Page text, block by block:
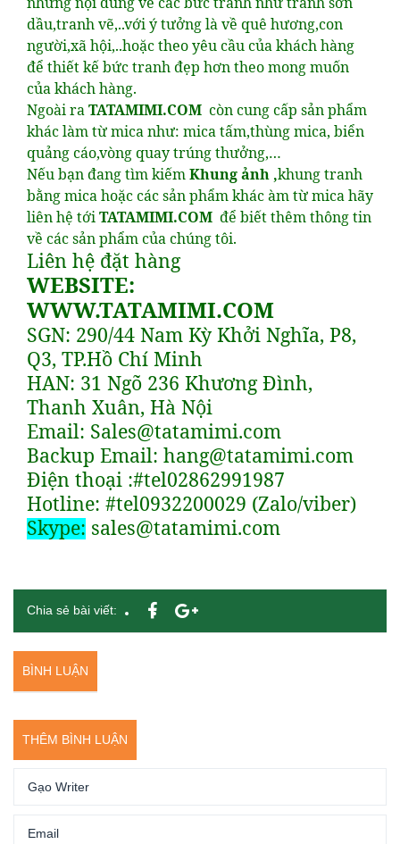
dầu,tranh vẽ,..với ý tưởng là về quê hương,con
người,xã hội,..hoặc theo yêu cầu của khách hàng
để thiết kế bức tranh đẹp hơn theo mong muốn
của khách hàng.
Ngoài raTATAMIMI.COM còn cung cấp sản phẩm
khác làm từ mica như: mica tấm,thùng mica, biển
quảng cáo,vòng quay trúng thưởng,…
Nếu bạn đang tìm kiếmKhung ảnh ,khung tranh
bằng mica hoặc các sản phẩm khác àm từ mica hãy
liên hệ tớiTATAMIMI.COM để biết thêm thông tin
về các sản phẩm của chúng tôi.
Liên hệ đặt hàng
WEBSITE:
WWW.TATAMIMI.COM
SGN: 290/44 Nam Kỳ Khởi Nghĩa, P8,
Q3, TP.Hồ Chí Minh
HAN: 31 Ngõ 236 Khương Đình,
Thanh Xuân, Hà Nội
Email: Sales@tatamimi.com
Backup Email: hang@tatamimi.com
Điện thoại :#tel02862991987
Hotline: #tel0932200029 (Zalo/viber)
Skype: sales@tatamimi.com
Chia sẻ bài viết:
BÌNH LUẬN
THÊM BÌNH LUẬN